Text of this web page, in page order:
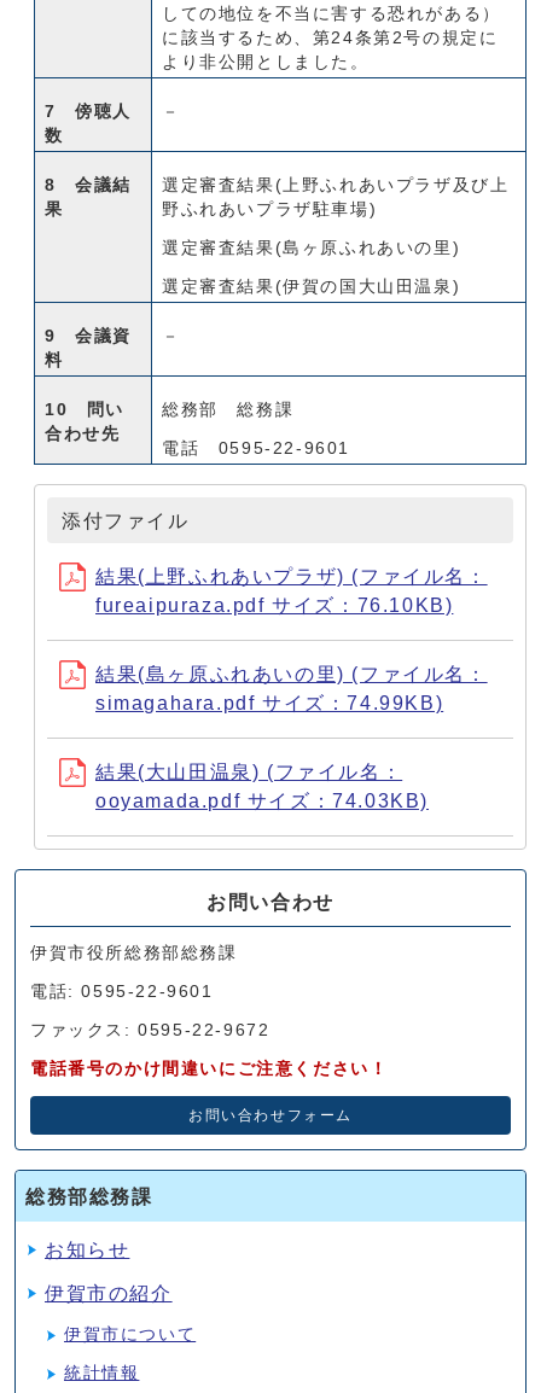
しての地位を不当に害する恐れがある）
に該当するため、第24条第2号の規定に
より非公開としました。
7 傍聴人
数
－
8 会議結
果
選定審査結果(上野ふれあいプラザ及び上
野ふれあいプラザ駐車場)
選定審査結果(島ヶ原ふれあいの里)
選定審査結果(伊賀の国大山田温泉)
9 会議資
料
－
10 問い
合わせ先
総務部 総務課
電話 0595-22-9601
添付ファイル
結果(上野ふれあいプラザ) (ファイル名：
fureaipuraza.pdf サイズ：76.10KB)
結果(島ヶ原ふれあいの里) (ファイル名：
simagahara.pdf サイズ：74.99KB)
結果(大山田温泉) (ファイル名：
ooyamada.pdf サイズ：74.03KB)
お問い合わせ
伊賀市役所総務部総務課
電話: 0595-22-9601
ファックス: 0595-22-9672
電話番号のかけ間違いにご注意ください！
お問い合わせフォーム
総務部総務課
お知らせ
伊賀市の紹介
伊賀市について
統計情報